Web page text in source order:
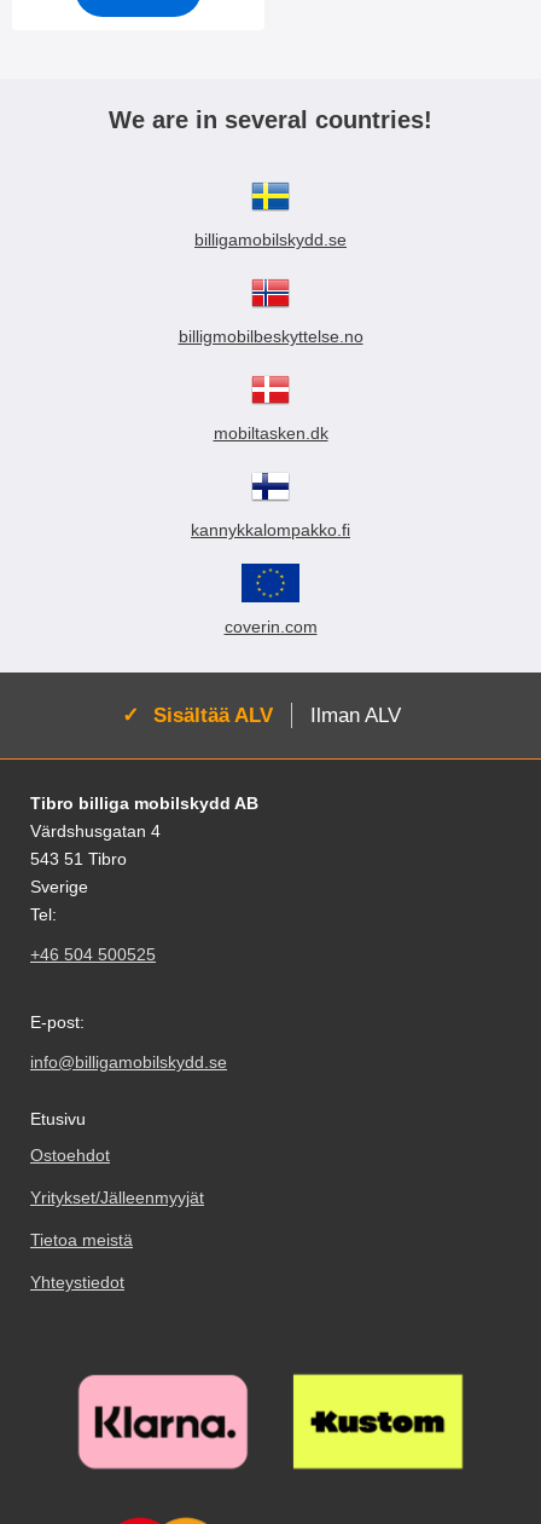
We are in several countries!
billigamobilskydd.se
billigmobilbeskyttelse.no
mobiltasken.dk
kannykkalompakko.fi
coverin.com
Aktivoi:
Sisältää ALV Ilman ALV
Alatunnisteen sisältö Sekalaista tietoa ja
Tibro billiga mobilskydd AB
Värdshusgatan 4
543 51 Tibro
Sverige
Tel:
+46 504 500525
E-post:
info@billigamobilskydd.se
Etusivu
Ostoehdot
Yritykset/Jälleenmyyjät
Tietoa meistä
Yhteystiedot